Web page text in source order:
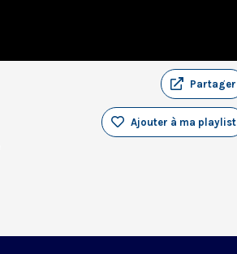
Partager
Ajouter à ma playlist